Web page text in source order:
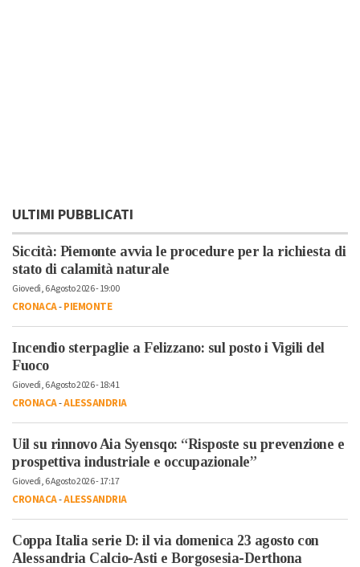
ULTIMI PUBBLICATI
Siccità: Piemonte avvia le procedure per la richiesta di
stato di calamità naturale
Giovedì, 6 Agosto 2026 - 19:00
CRONACA-PIEMONTE
Incendio sterpaglie a Felizzano: sul posto i Vigili del
Fuoco
Giovedì, 6 Agosto 2026 - 18:41
CRONACA-ALESSANDRIA
Uil su rinnovo Aia Syensqo: “Risposte su prevenzione e
prospettiva industriale e occupazionale”
Giovedì, 6 Agosto 2026 - 17:17
CRONACA-ALESSANDRIA
Coppa Italia serie D: il via domenica 23 agosto con
Alessandria Calcio-Asti e Borgosesia-Derthona